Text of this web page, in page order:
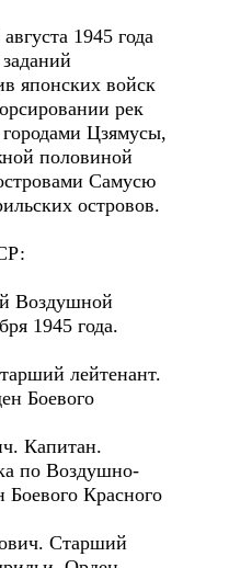
1945 года
японских войск
рек
Цзямусы,
половиной
Самусю
островов.
Воздушной
1945 года.
лейтенант.
Боевого
Капитан.
по Воздушно-
Красного
Старший